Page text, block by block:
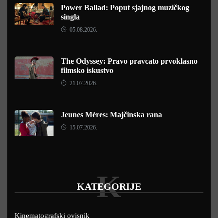
Power Ballad: Poput sjajnog muzičkog
singla
05.08.2026.
The Odyssey: Pravo pravcato prvoklasno
filmsko iskustvo
21.07.2026.
Jeunes Mères: Majčinska rana
15.07.2026.
KATEGORIJE
K
Kinematografski ovisnik